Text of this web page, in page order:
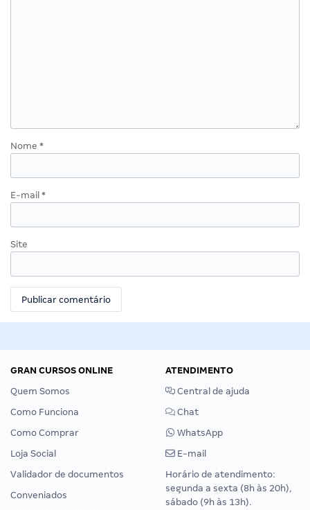
Nome *
E-mail *
Site
GRAN CURSOS ONLINE
Quem Somos
Como Funciona
Como Comprar
Loja Social
Validador de documentos
Conveniados
ATENDIMENTO
Central de ajuda
Chat
WhatsApp
E-mail
Horário de atendimento:
segunda a sexta (8h às 20h),
sábado (9h às 13h).